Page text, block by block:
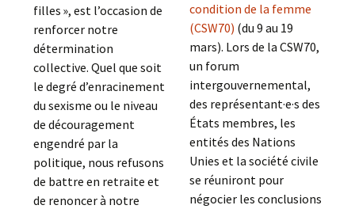
filles », est l’occasion de
renforcer notre
détermination
collective. Quel que soit
le degré d’enracinement
du sexisme ou le niveau
de découragement
engendré par la
politique, nous refusons
de battre en retraite et
de renoncer à notre
condition de la femme
(CSW70) (du 9 au 19
mars). Lors de la CSW70,
un forum
intergouvernemental,
des représentant·e·s des
États membres, les
entités des Nations
Unies et la société civile
se réuniront pour
négocier les conclusions